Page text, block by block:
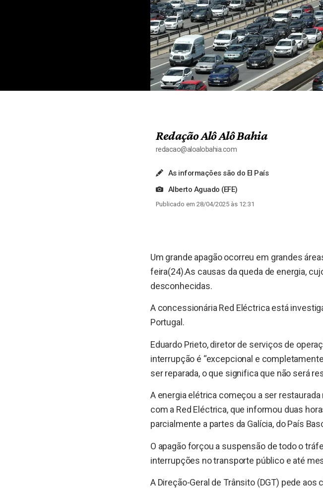
Redação Alô Alô Bahia
redacao@aloalobahia.com
As informações são do El País
Alberto Aguado (EFE)
Publicado em 28/04/2025 às 12:31
Um grande apagão ocorreu em grandes
feira(24).As causas da queda de energia,
desconhecidas.
A concessionária Red Eléctrica está
Portugal.
Eduardo Prieto, diretor de serviços de
interrupção é “excepcional e
ser reparada, o que significa que não será
A energia elétrica começou a ser
com a Red Eléctrica, que informou duas
parcialmente a partes da Galícia, do País
O apagão forçou a suspensão de todo o
interrupções no transporte público e até
A Direção-Geral de Trânsito (DGT) pede